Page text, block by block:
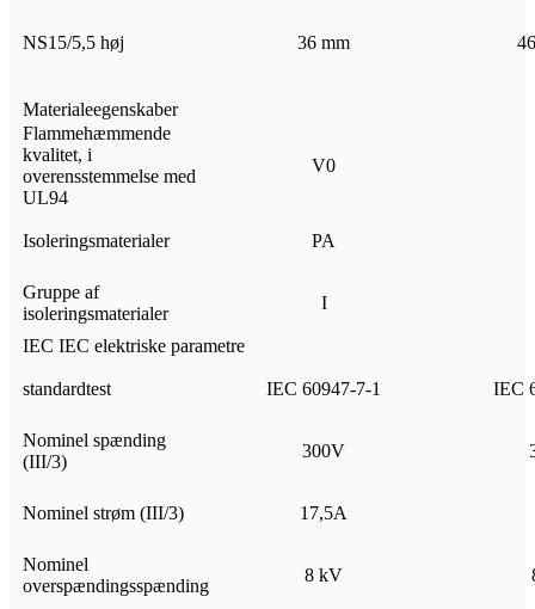
NS15/5,5 høj 36 mm
Materialeegenskaber
Flammehæmmende
kvalitet, i
overensstemmelse med
UL94
V0
Isoleringsmaterialer PA
Gruppe af
isoleringsmaterialer
I
IEC IEC elektriske parametre
standardtest IEC 60947-7-1 IEC
Nominel spænding
(III/3)
300V
Nominel strøm (III/3) 17,5A
Nominel
overspændingsspænding
8 kV